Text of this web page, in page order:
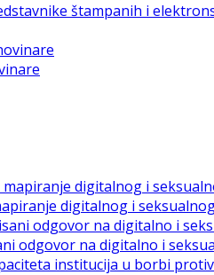
štampanih i
digitalnog i
odgovor na digitalno i